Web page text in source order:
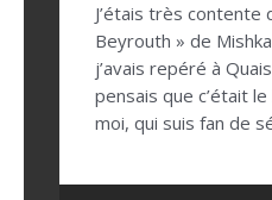
J’étais très contente
Beyrouth » de
j’avais repéré à
pensais que c’était
moi, qui suis fan de